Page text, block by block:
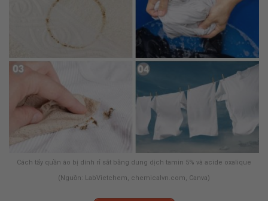
Cách tẩy quần áo bị dính rỉ sắt bằng dung dịch tamin 5% và acide oxalique
(Nguồn: LabVietchem, chemicalvn.com, Canva)